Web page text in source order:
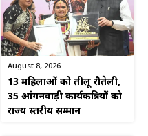
August 8, 2026
13 महिलाओं को तीलू रौतेली,
35 आंगनवाड़ी कार्यकत्रियों को
राज्य स्तरीय सम्मान